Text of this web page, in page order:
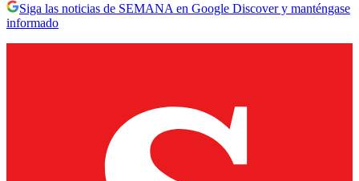
Siga las noticias de SEMANA en Google Discover y manténgase
informado